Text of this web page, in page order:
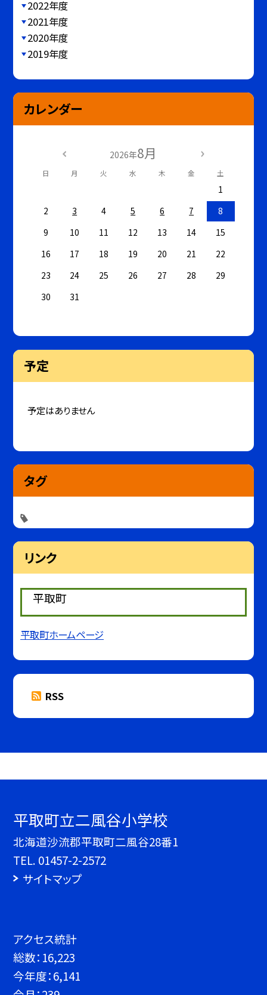
2022年度
2021年度
2020年度
2019年度
カレンダー
2026年8月
日 月 火 水 木 金 土
1
2
3 4 5 6 7
8
9
10 11 12 13 14
15
16
17 18 19 20 21
22
23
24 25 26 27 28
29
30
31
予定
予定はありません
タグ
リンク
平取町
平取町ホームページ
RSS
平取町立二風谷小学校
北海道沙流郡平取町二風谷28番1
TEL. 01457-2-2572
サイトマップ
アクセス統計
総数： 16,223
今年度：6,141